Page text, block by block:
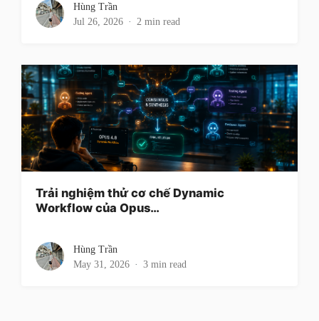
Hùng Trần
Jul 26, 2026
2 min read
Trải nghiệm thử cơ chế Dynamic
Workflow của Opus…
Hùng Trần
May 31, 2026
3 min read